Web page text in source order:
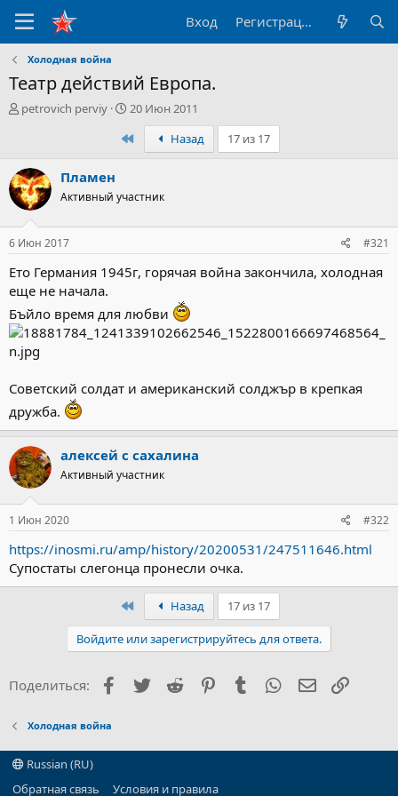
Вход Регистрация
Холодная война
Театр действий Европа.
А
р
т
е
м
ы
petrovich perviy
Д
т
ч
20 Июн 2011
ПервыйНазад 17 из 17
Пламен
Активный участник
6 Июн 2017 #321
Ето Германия 1945г, горячая война закончила, холодная
еще не начала.
Бъйло время для любви
Советский солдат и американский солджър в крепкая
дружба.
алексей с сахалина
Активный участник
1 Июн 2020 #322
https://inosmi.ru/amp/history/20200531/247511646.html
Супостаты слегонца пронесли очка.
ПервыйНазад 17 из 17
Войдите или зарегистрируйтесь для ответа.
Поделиться: Facebook
Twitter Reddit PinterestTumblr WhatsApp
Холодная война
Russian (RU)
Обратная связь
Условия и правила